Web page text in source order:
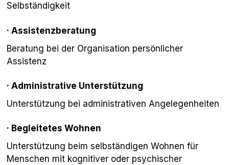
Selbständigkeit
·Assistenzberatung
Beratung bei der Organisation persönlicher
Assistenz
·Administrative Unterstützung
Unterstützung bei administrativen Angelegenheiten
· Begleitetes Wohnen
Unterstützung beim selbständigen Wohnen für
Menschen mit kognitiver oder psychischer